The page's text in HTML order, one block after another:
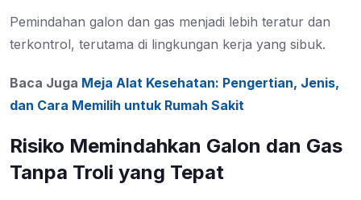
Pemindahan galon dan gas menjadi lebih teratur dan
terkontrol, terutama di lingkungan kerja yang sibuk.
Baca Juga Meja Alat Kesehatan: Pengertian, Jenis,
dan Cara Memilih untuk Rumah Sakit
Risiko Memindahkan Galon dan Gas
Tanpa Troli yang Tepat